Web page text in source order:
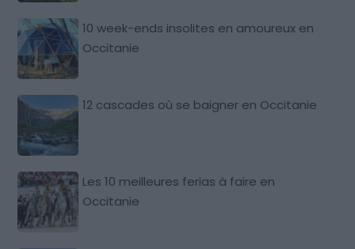
10 week-ends insolites en amoureux en
Occitanie
12 cascades où se baigner en Occitanie
Les 10 meilleures ferias à faire en
Occitanie